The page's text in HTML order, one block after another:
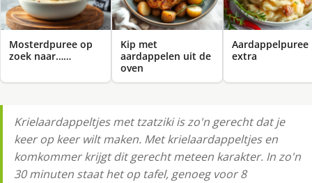
Mosterdpuree op
zoek naar……
Kip met
aardappelen uit de
oven
Aardappelpuree
extra
Krielaardappeltjes met tzatziki is zo'n gerecht dat je
keer op keer wilt maken. Met krielaardappeltjes en
komkommer krijgt dit gerecht meteen karakter. In zo'n
30 minuten staat het op tafel, genoeg voor 8